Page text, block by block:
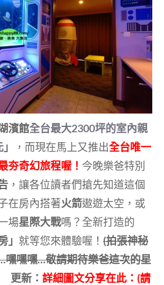
濱館全台最大2300坪的室內親
，而現在馬上又推出全台唯一
夯奇幻旅程喔！ 今晚樂爸特別
，讓各位讀者們搶先知道這個
在房內搭著火箭遨遊太空，或
場星際大戰嗎？全新打造的
」 就等您來體驗喔！ (拍張神秘
嘿嘿嘿…敬請期待樂爸這次的星
更新： 詳細圖文分享在此：(請